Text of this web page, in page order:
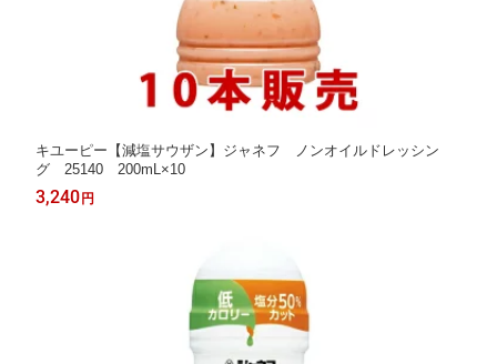
キユーピー【減塩サウザン】ジャネフ ノンオイルドレッシン
グ 25140 200mL×10
3,240 円